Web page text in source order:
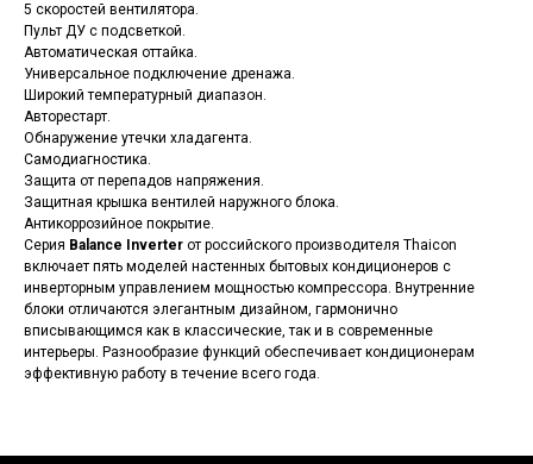
5 скоростей вентилятора.
Пульт ДУ с подсветкой.
Автоматическая оттайка.
Универсальное подключение дренажа.
Широкий температурный диапазон.
Авторестарт.
Обнаружение утечки хладагента.
Самодиагностика.
Защита от перепадов напряжения.
Защитная крышка вентилей наружного блока.
Антикоррозийное покрытие.
Серия Balance Inverter от российского производителя Thaicon
включает пять моделей настенных бытовых кондиционеров с
инверторным управлением мощностью компрессора. Внутренние
блоки отличаются элегантным дизайном, гармонично
вписывающимся как в классические, так и в современные
интерьеры. Разнообразие функций обеспечивает кондиционерам
эффективную работу в течение всего года.